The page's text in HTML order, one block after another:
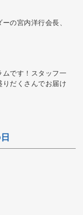
の宮内洋行会長、
ムです！スタッフ一
だくさんでお届け